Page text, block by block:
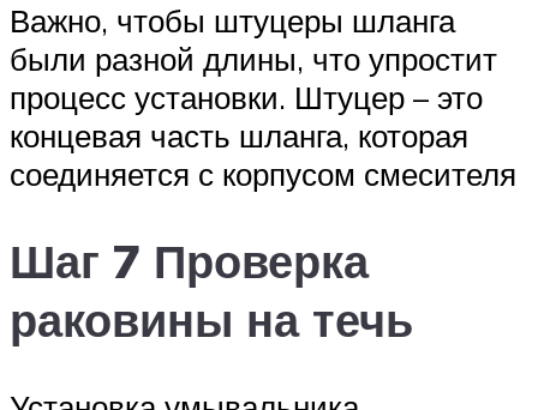
Важно, чтобы штуцеры шланга
были разной длины, что упростит
процесс установки. Штуцер – это
концевая часть шланга, которая
соединяется с корпусом смесителя
Шаг 7 Проверка
раковины на течь